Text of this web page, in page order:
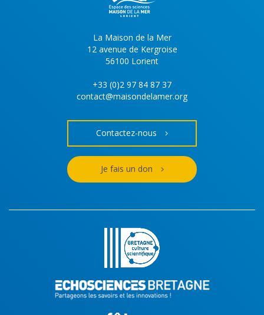
La Maison de la Mer
12 avenue de Kergroise
56100 Lorient
+33 (0)2 97 84 87 37
contact@maisondelamer.org
Contactez-nous
Je fais un don